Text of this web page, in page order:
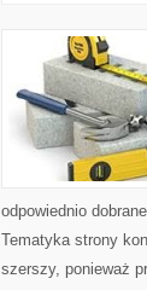
odpowiednio
Tematyka strony
szerszy, ponieważ